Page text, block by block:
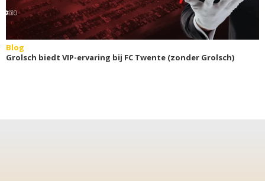
Blog
Grolsch biedt VIP-ervaring bij FC Twente (zonder Grolsch)